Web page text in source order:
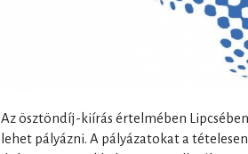
Az ösztöndíj-kiírás értelmében
lehet pályázni. A pályázatokat a